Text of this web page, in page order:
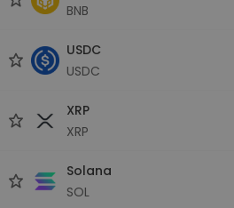
BNB
USDC
USDC
XRP
XRP
Solana
SOL